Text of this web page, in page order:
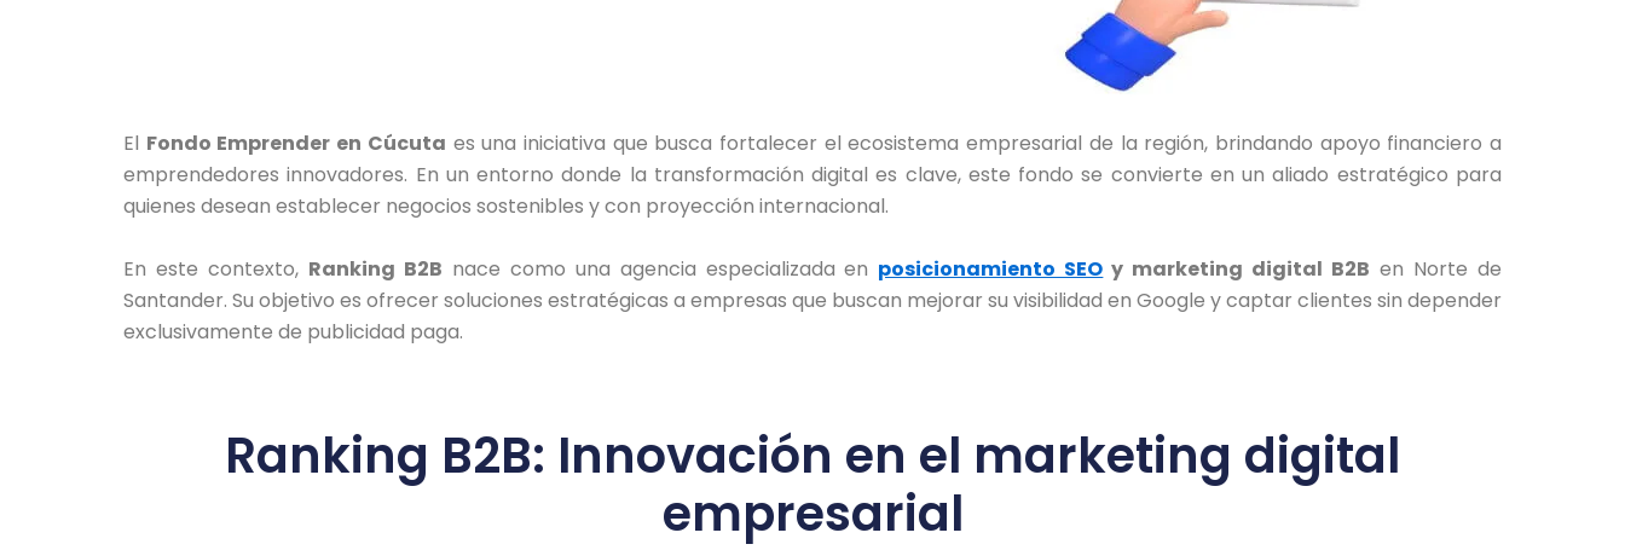
El Fondo Emprender en Cúcuta es una iniciativa que busca fortalecer el ecosistema empresarial de la región, brindando apoyo financiero a
emprendedores innovadores. En un entorno donde la transformación digital es clave, este fondo se convierte en un aliado estratégico para
quienes desean establecer negocios sostenibles y con proyección internacional.
En este contexto, Ranking B2B nace como una agencia especializada en posicionamiento SEO y marketing digital B2B en Norte de
Santander. Su objetivo es ofrecer soluciones estratégicas a empresas que buscan mejorar su visibilidad en Google y captar clientes sin depender
exclusivamente de publicidad paga.
Ranking B2B: Innovación en el marketing digital
empresarial